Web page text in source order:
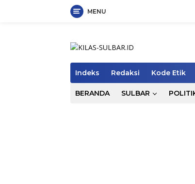
MENU
Indeks Redaksi Kode Etik
BERANDA SULBAR